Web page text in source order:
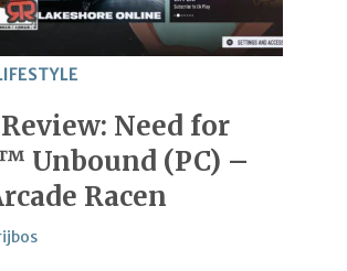
Need for
Unbound (PC) –
Racen